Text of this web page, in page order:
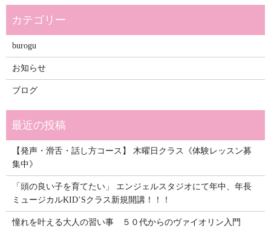
burogu
お知らせ
ブログ
【発声・滑舌・話し方コース】 木曜日クラス《体験レッスン募
集中》
「頭の良い子を育てたい」 エンジェルスタジオにて年中、年長
ミュージカルKID’Sクラス新規開講！！！
憧れを叶える大人の習い事 ５０代からのヴァイオリン入門